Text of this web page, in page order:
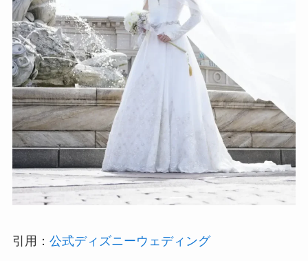
引用： 公式ディズニーウェディング